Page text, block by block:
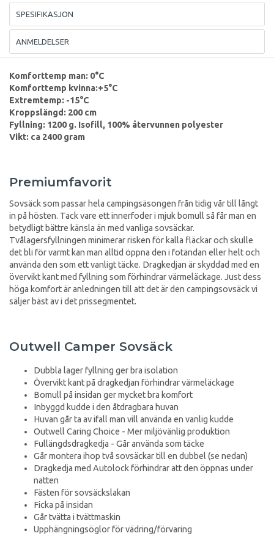
SPESIFIKASJON
ANMELDELSER
Komforttemp man: 0°C
Komforttemp kvinna:+5°C
Extremtemp: -15°C
Kroppslängd: 200 cm
Fyllning: 1200 g. Isofill, 100% återvunnen polyester
Vikt: ca 2400 gram
Premiumfavorit
Sovsäck som passar hela campingsäsongen från tidig vår till långt
in på hösten. Tack vare ett innerfoder i mjuk bomull så får man en
betydligt bättre känsla än med vanliga sovsäckar.
Tvålagersfyllningen minimerar risken för kalla fläckar och skulle
det bli för varmt kan man alltid öppna den i fotändan eller helt och
använda den som ett vanligt täcke. Dragkedjan är skyddad med en
övervikt kant med fyllning som förhindrar värmeläckage. Just dess
höga komfort är anledningen till att det är den campingsovsäck vi
säljer bäst av i det prissegmentet.
Outwell Camper Sovsäck
Dubbla lager fyllning ger bra isolation
Övervikt kant på dragkedjan förhindrar värmeläckage
Bomull på insidan ger mycket bra komfort
Inbyggd kudde i den åtdragbara huvan
Huvan går ta av ifall man vill använda en vanlig kudde
Outwell Caring Choice - Mer miljövänlig produktion
Fullängdsdragkedja - Går använda som täcke
Går montera ihop två sovsäckar till en dubbel (se nedan)
Dragkedja med Autolock förhindrar att den öppnas under
natten
Fästen för sovsäckslakan
Ficka på insidan
Går tvätta i tvättmaskin
Upphängningsöglor för vädring/förvaring